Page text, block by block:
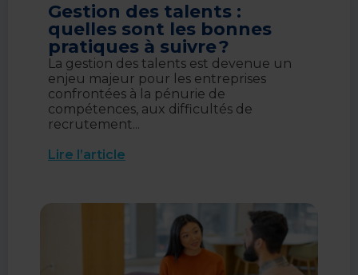
Gestion des talents :
quelles sont les bonnes
pratiques à suivre ?
La gestion des talents est devenue un
enjeu majeur pour les entreprises
confrontées à la pénurie de
compétences, aux difficultés de
recrutement...
Lire l’article